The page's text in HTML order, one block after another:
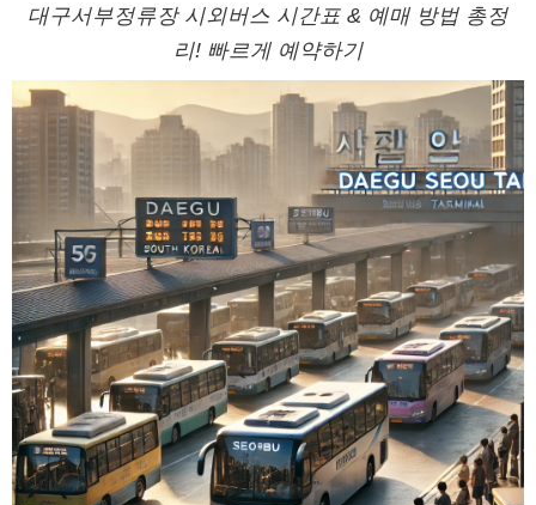
대구서부정류장 시외버스 시간표 & 예매 방법 총정
리! 빠르게 예약하기